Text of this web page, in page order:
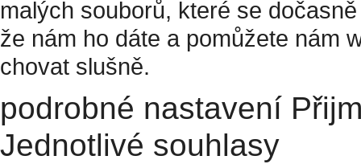
malých souborů, které se
že nám ho dáte a pomůžete nám
chovat slušně.
podrobné nastavení
Jednotlivé souhlasy